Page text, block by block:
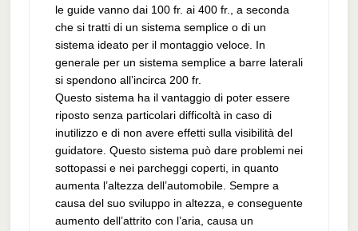
le guide vanno dai 100 fr. ai 400 fr., a seconda
che si tratti di un sistema semplice o di un
sistema ideato per il montaggio veloce. In
generale per un sistema semplice a barre laterali
si spendono all’incirca 200 fr.
Questo sistema ha il vantaggio di poter essere
riposto senza particolari difficoltà in caso di
inutilizzo e di non avere effetti sulla visibilità del
guidatore. Questo sistema può dare problemi nei
sottopassi e nei parcheggi coperti, in quanto
aumenta l’altezza dell’automobile. Sempre a
causa del suo sviluppo in altezza, e conseguente
aumento dell’attrito con l’aria, causa un